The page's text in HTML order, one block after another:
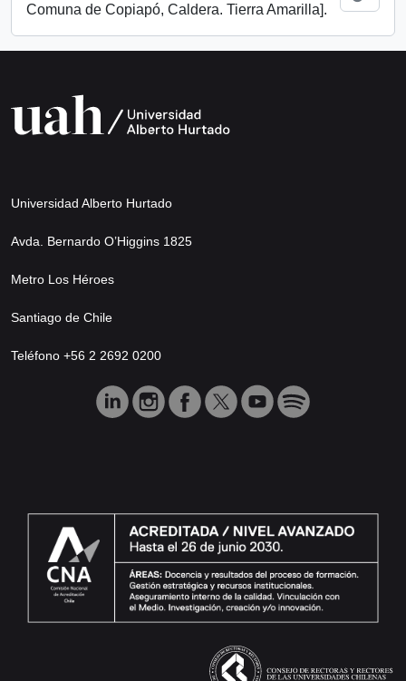
Comuna de Copiapó, Caldera. Tierra Amarilla].
Universidad Alberto Hurtado
Avda. Bernardo O’Higgins 1825
Metro Los Héroes
Santiago de Chile
Teléfono +56 2 2692 0200